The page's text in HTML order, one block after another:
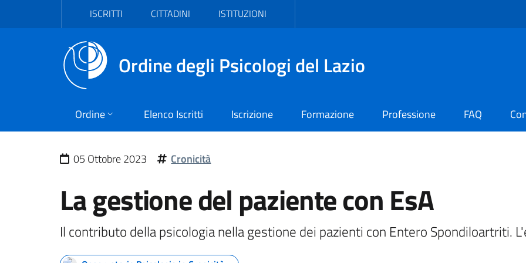
Vai al contenuto principale
ISCRITTI CITTADINI ISTITUZIONI
Ordine degli Psicologi del Lazio
Ordine Elenco Iscritti Iscrizione Formazione Professione FAQ
05 Ottobre 2023 Cronicità
La gestione del paziente con EsA
Il contributo della psicologia nella gestione dei pazienti con Entero Spondiloartriti.